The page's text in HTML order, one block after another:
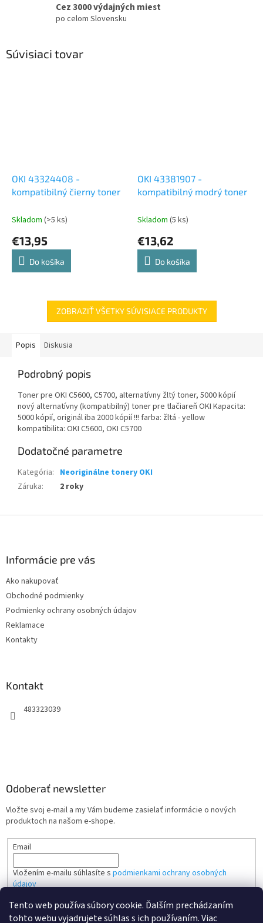
Tento web používa súbory cookie. Ďalším prechádzaním
tohto webu vyjadrujete súhlas s ich používaním. Viac
Cez 3000 výdajných miest
po celom Slovensku
Súvisiaci tovar
OKI 43324408 -
kompatibilný čierny toner
Skladom (>5 ks)
€13,95
Do košíka
OKI 43381907 -
kompatibilný modrý toner
Skladom (5 ks)
€13,62
Do košíka
ZOBRAZIŤ VŠETKY SÚVISIACE PRODUKTY
Popis Diskusia
Podrobný popis
Toner pre OKI C5600, C5700, alternatívny žltý toner, 5000 kópií
nový alternatívny (kompatibilný) toner pre tlačiareň OKI Kapacita:
5000 kópií, originál iba 2000 kópií !!! farba: žltá - yellow
kompatibilita: OKI C5600, OKI C5700
Dodatočné parametre
Kategória: Neoriginálne tonery OKI
Záruka: 2 roky
Informácie pre vás
Ako nakupovať
Obchodné podmienky
Podmienky ochrany osobných údajov
Reklamace
Kontakty
Kontakt
483323039
Odoberať newsletter
Vložte svoj e-mail a my Vám budeme zasielať informácie o nových
produktoch na našom e-shope.
Email
Vložením e-mailu súhlasíte s podmienkami ochrany osobných
údajov
PRIHLÁSIŤ SA